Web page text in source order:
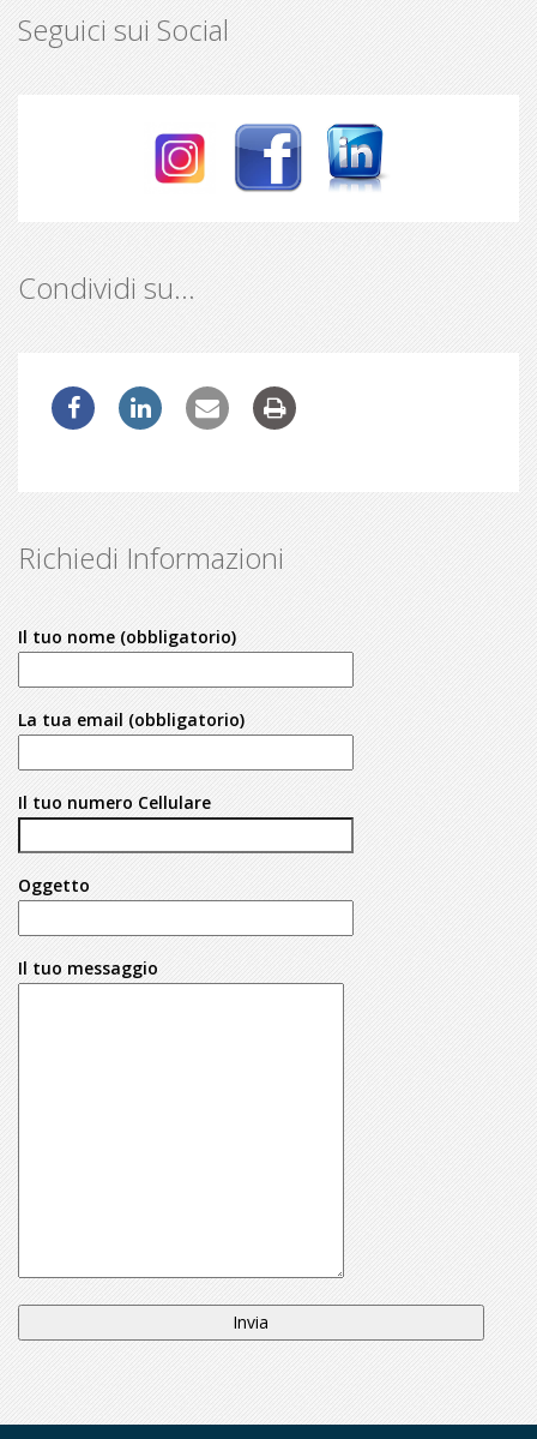
Seguici sui Social
Condividi su…
Richiedi Informazioni
Il tuo nome (obbligatorio)
La tua email (obbligatorio)
Il tuo numero Cellulare
Oggetto
Il tuo messaggio